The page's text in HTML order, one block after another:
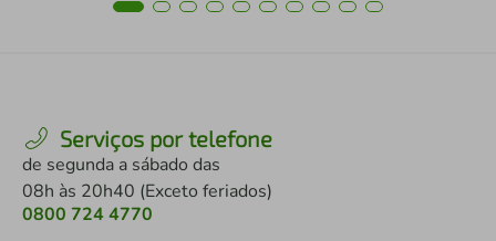
Serviços por telefone
de segunda a sábado das
08h às 20h40 (Exceto feriados)
0800 724 4770